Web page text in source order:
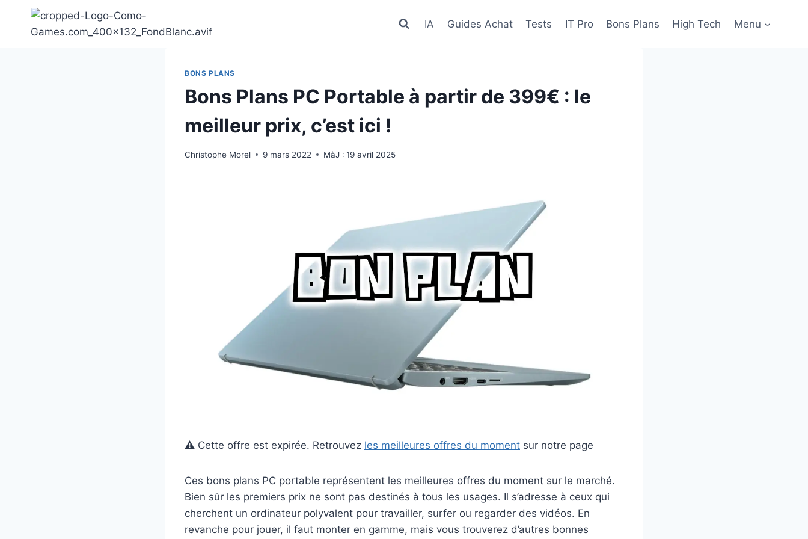
contenu
IA Guides Achat Tests IT Pro Bons Plans High Tech Menu
BONS PLANS
Bons Plans PC Portable à partir de 399€ : le
meilleur prix, c’est ici !
Christophe Morel 9 mars 2022 MàJ : 19 avril 2025
⚠️ Cette offre est expirée. Retrouvez les meilleures offres du moment sur notre page
Ces bons plans PC portable représentent les meilleures offres du moment sur le marché.
Bien sûr les premiers prix ne sont pas destinés à tous les usages. Il s’adresse à ceux qui
cherchent un ordinateur polyvalent pour travailler, surfer ou regarder des vidéos. En
revanche pour jouer, il faut monter en gamme, mais vous trouverez d’autres bonnes